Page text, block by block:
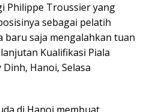
Philippe Troussier yang
sebagai pelatih
baru saja mengalahkan tuan
Kualifikasi Piala
Hanoi, Selasa